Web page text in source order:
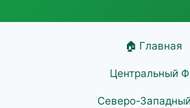
🏠 Главная
Центральный
Северо-